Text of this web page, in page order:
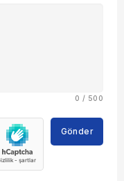
0 / 500
Gönder